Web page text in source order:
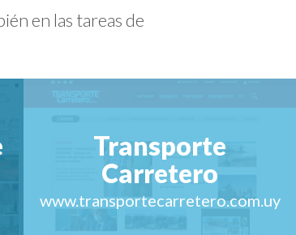
en las tareas de
Transporte
Carretero
www.transportecarretero.com.uy